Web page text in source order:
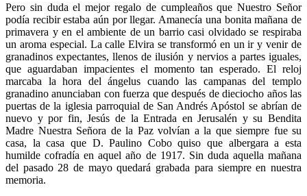
Pero sin duda el mejor regalo de cumpleaños que Nuestro Señor
podía recibir estaba aún por llegar. Amanecía una bonita mañana de
primavera y en el ambiente de un barrio casi olvidado se respiraba
un aroma especial. La calle Elvira se transformó en un ir y venir de
granadinos expectantes, llenos de ilusión y nervios a partes iguales,
que aguardaban impacientes el momento tan esperado. El reloj
marcaba la hora del ángelus cuando las campanas del templo
granadino anunciaban con fuerza que después de dieciocho años las
puertas de la iglesia parroquial de San Andrés Apóstol se abrían de
nuevo y por fin, Jesús de la Entrada en Jerusalén y su Bendita
Madre Nuestra Señora de la Paz volvían a la que siempre fue su
casa, la casa que D. Paulino Cobo quiso que albergara a esta
humilde cofradía en aquel año de 1917. Sin duda aquella mañana
del pasado 28 de mayo quedará grabada para siempre en nuestra
memoria.